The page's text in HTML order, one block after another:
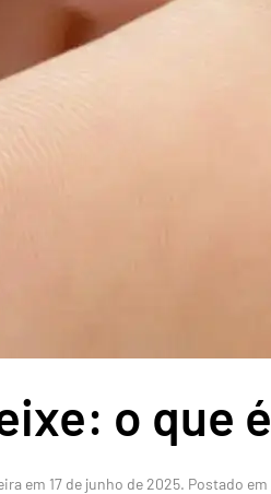
o que
em 17 de junho de 2025. Postado em